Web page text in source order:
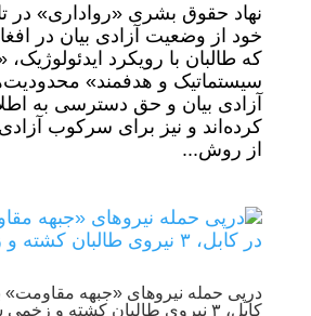
نهاد حقوق بشری «رواداری» در
خود از وضعیت آزادی بیان در
که طالبان با رویکرد ایدئولوژیک،
سیستماتیک و هدفمند»
آزادی بیان و حق دسترسی به
کرده‌اند و نیز برای سرکوب آزادی
از روش...
درپی حمله نیروهای «جبهه مقاومت»
کابل، ۳ نیروی طالبان کشته و زخمی شدند